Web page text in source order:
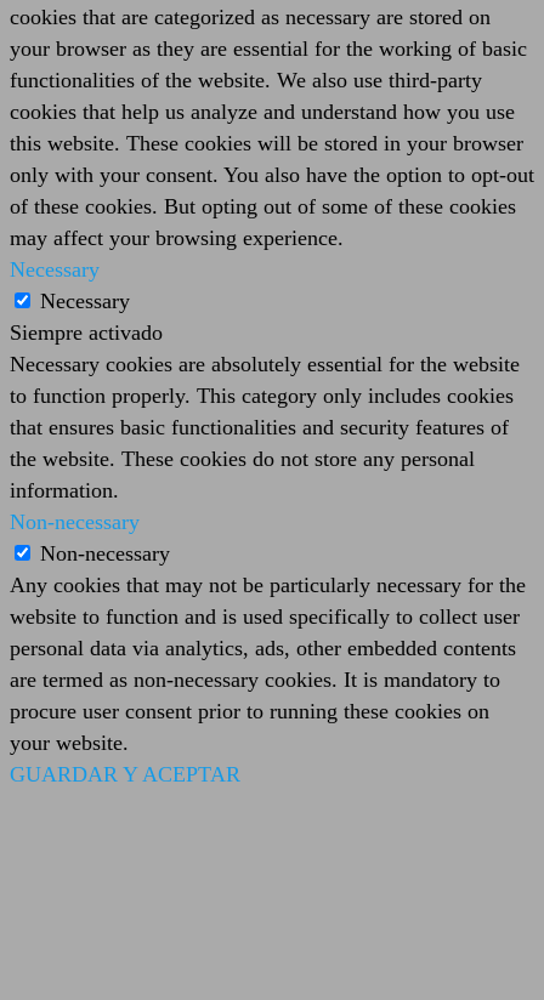
cookies that are categorized as necessary are stored on
your browser as they are essential for the working of basic
functionalities of the website. We also use third-party
cookies that help us analyze and understand how you use
this website. These cookies will be stored in your browser
only with your consent. You also have the option to opt-out
of these cookies. But opting out of some of these cookies
may affect your browsing experience.
Necessary
Necessary
Siempre activado
Necessary cookies are absolutely essential for the website
to function properly. This category only includes cookies
that ensures basic functionalities and security features of
the website. These cookies do not store any personal
information.
Non-necessary
Non-necessary
Any cookies that may not be particularly necessary for the
website to function and is used specifically to collect user
personal data via analytics, ads, other embedded contents
are termed as non-necessary cookies. It is mandatory to
procure user consent prior to running these cookies on
your website.
GUARDAR Y ACEPTAR